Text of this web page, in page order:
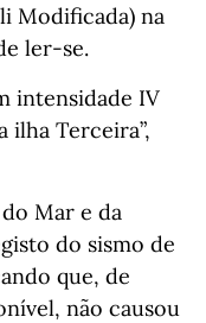
Modificada) na
ler-se.
intensidade IV
ilha Terceira”,
Mar e da
do sismo de
que, de
não causou